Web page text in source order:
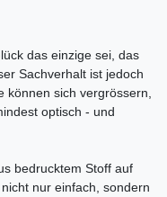
das einzige sei, das
Sachverhalt ist jedoch
können sich vergrössern,
optisch - und
bedrucktem Stoff auf
nur einfach, sondern